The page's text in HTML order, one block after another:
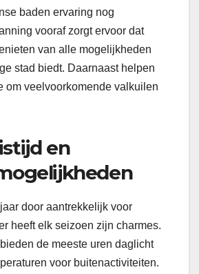
baden ervaring nog
vooraf zorgt ervoor dat
van alle mogelijkheden
stad biedt. Daarnaast helpen
om veelvoorkomende valkuilen
en
door aantrekkelijk voor
heeft elk seizoen zijn charmes.
de meeste uren daglicht
voor buitenactiviteiten.